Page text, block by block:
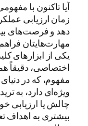
آیا تاکنون با
زمان ارزیابی
دهد و فرصت‌های
مهارت‌هایتان
یکی از ابزارهای
اختصاصی، دقیقاً
مفهوم، که در
ویژه‌ای دارد، به
چالش یا ارزیابی
بیشتری به اهداف